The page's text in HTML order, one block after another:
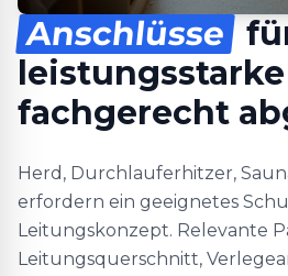
Anschlüsse
leistungsstarke
fachgerecht
Herd, Durchlauferhitzer,
erfordern ein geeignetes
Leitungskonzept. Relevante
Leitungsquerschnitt,